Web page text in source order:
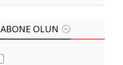
ABONE OLUN